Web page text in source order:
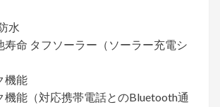
水
寿命 タフソーラー（ソーラー充電シ
機能
機能（対応携帯電話とのBluetooth通